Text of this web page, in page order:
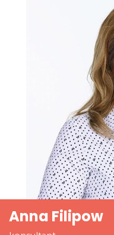
Anna Filipow